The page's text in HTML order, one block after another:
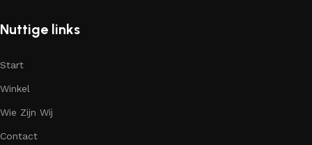
Nuttige links
Start
Winkel
Wie Zijn Wij
Contact